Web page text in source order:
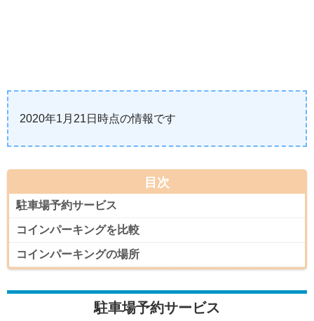
2020年1月21日時点の情報です
目次
駐車場予約サービス
コインパーキングを比較
コインパーキングの場所
駐車場予約サービス